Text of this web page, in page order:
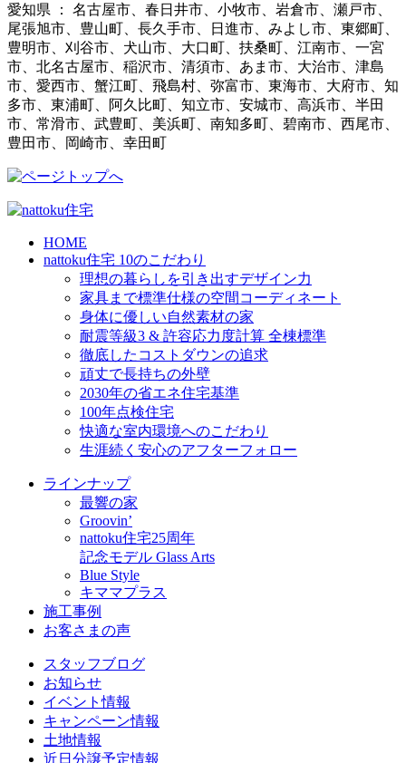
愛知県 ： 名古屋市、春日井市、小牧市、岩倉市、瀬戸市、
尾張旭市、豊山町、長久手市、日進市、みよし市、東郷町、
豊明市、刈谷市、犬山市、大口町、扶桑町、江南市、一宮
市、北名古屋市、稲沢市、清須市、あま市、大治市、津島
市、愛西市、蟹江町、飛島村、弥富市、東海市、大府市、知
多市、東浦町、阿久比町、知立市、安城市、高浜市、半田
市、常滑市、武豊町、美浜町、南知多町、碧南市、西尾市、
豊田市、岡崎市、幸田町
HOME
nattoku住宅 10のこだわり
理想の暮らしを引き出すデザイン力
家具まで標準仕様の空間コーディネート
身体に優しい自然素材の家
耐震等級3 & 許容応力度計算 全棟標準
徹底したコストダウンの追求
頑丈で長持ちの外壁
2030年の省エネ住宅基準
100年点検住宅
快適な室内環境へのこだわり
生涯続く安心のアフターフォロー
ラインナップ
最響の家
Groovin’
nattoku住宅25周年
記念モデル Glass Arts
Blue Style
キママプラス
施工事例
お客さまの声
スタッフブログ
お知らせ
イベント情報
キャンペーン情報
土地情報
近日分譲予定情報